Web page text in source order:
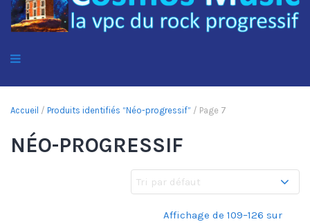
Accueil / Produits identifiés “Néo-progressif” / Page 7
NÉO-PROGRESSIF
Affichage de 109–126 sur